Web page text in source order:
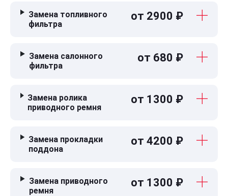
Замена топливного
фильтра
от 2900 ₽
Замена салонного
фильтра
от 680 ₽
Замена ролика
приводного ремня
от 1300 ₽
Замена прокладки
поддона
от 4200 ₽
Замена приводного
ремня
от 1300 ₽